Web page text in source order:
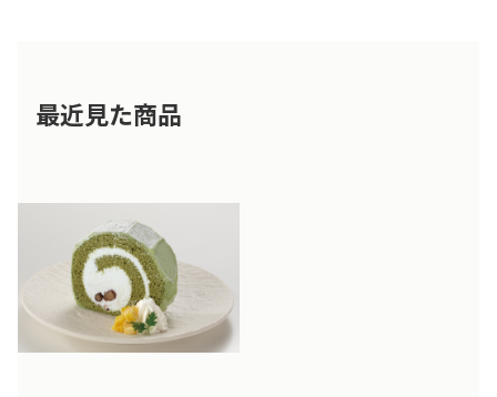
最近見た商品